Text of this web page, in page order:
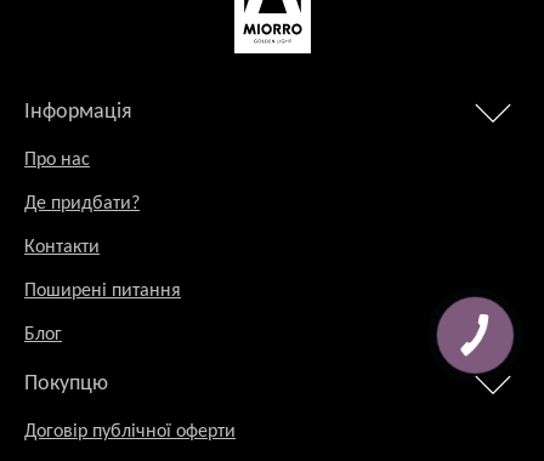
Інформація
Про нас
Де придбати?
Контакти
Поширені питання
Блог
Покупцю
Договір публічної оферти